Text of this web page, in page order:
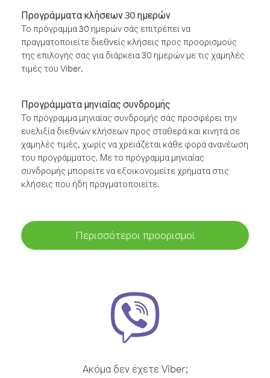
Προγράμματα κλήσεων 30 ημερών
Το πρόγραμμα 30 ημερών σάς επιτρέπει να
πραγματοποιείτε διεθνείς κλήσεις προς προορισμούς
της επιλογής σας για διάρκεια 30 ημερών με τις χαμηλές
τιμές του Viber.
Προγράμματα μηνιαίας συνδρομής
Το πρόγραμμα μηνιαίας συνδρομής σάς προσφέρει την
ευελιξία διεθνών κλήσεων προς σταθερά και κινητά σε
χαμηλές τιμές, χωρίς να χρειάζεται κάθε φορά ανανέωση
του προγράμματος. Με το πρόγραμμα μηνιαίας
συνδρομής μπορείτε να εξοικονομείτε χρήματα στις
κλήσεις που ήδη πραγματοποιείτε.
Περισσότεροι προορισμοί
Ακόμα δεν έχετε Viber;